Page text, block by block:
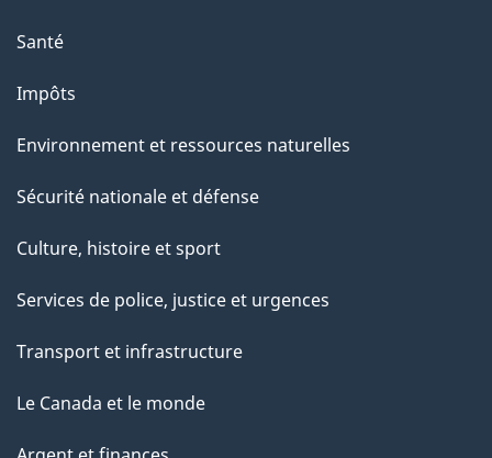
a
e
Santé
Impôts
Environnement et ressources naturelles
Sécurité nationale et défense
Culture, histoire et sport
Services de police, justice et urgences
Transport et infrastructure
Le Canada et le monde